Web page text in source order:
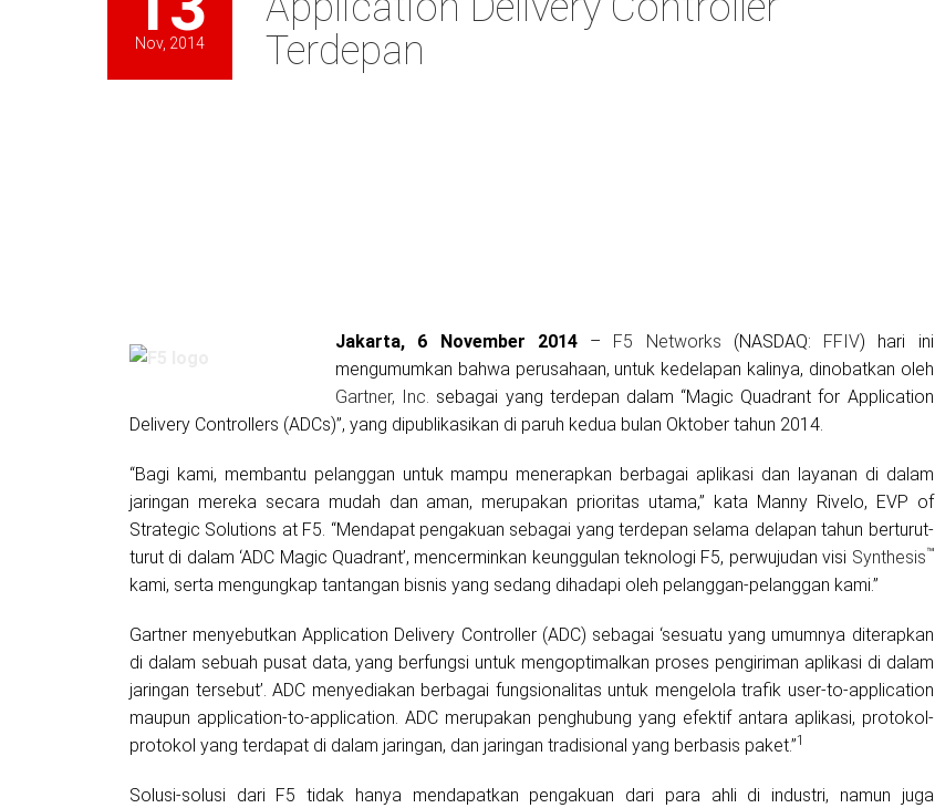
Nov, 2014
Terdepan
Jakarta, 6 November 2014– F5 Networks (NASDAQ: FFIV) hari ini
mengumumkan bahwa perusahaan, untuk kedelapan kalinya, dinobatkan oleh
Gartner, Inc. sebagai yang terdepan dalam “Magic Quadrant for Application
Delivery Controllers (ADCs)”, yang dipublikasikan di paruh kedua bulan Oktober tahun 2014.
“Bagi kami, membantu pelanggan untuk mampu menerapkan berbagai aplikasi dan layanan di dalam
jaringan mereka secara mudah dan aman, merupakan prioritas utama,” kata Manny Rivelo, EVP of
Strategic Solutions at F5. “Mendapat pengakuan sebagai yang terdepan selama delapan tahun berturut-
turut di dalam ‘ADC Magic Quadrant’, mencerminkan keunggulan teknologi F5, perwujudan visi Synthesis™
kami, serta mengungkap tantangan bisnis yang sedang dihadapi oleh pelanggan-pelanggan kami.”
Gartner menyebutkan Application Delivery Controller (ADC) sebagai ‘sesuatu yang umumnya diterapkan
di dalam sebuah pusat data, yang berfungsi untuk mengoptimalkan proses pengiriman aplikasi di dalam
jaringan tersebut’. ADC menyediakan berbagai fungsionalitas untuk mengelola trafik user-to-application
maupun application-to-application. ADC merupakan penghubung yang efektif antara aplikasi, protokol-
protokol yang terdapat di dalam jaringan, dan jaringan tradisional yang berbasis paket.”1
Solusi-solusi dari F5 tidak hanya mendapatkan pengakuan dari para ahli di industri, namun juga